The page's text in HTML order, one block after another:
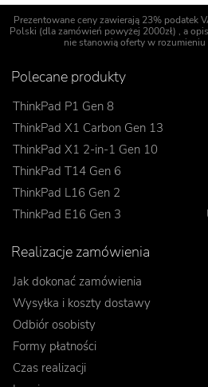
Prezentowane ceny zawierają 23% podatek
Polski (dla zamówień powyżej 2000zł) , a
nie stanowią oferty w
Polecane produkty
ThinkPad P1 Gen 8
ThinkPad X1 Carbon Gen 13
ThinkPad X1 2-in-1 Gen 10
ThinkPad T14 Gen 6
ThinkPad L16 Gen 2
ThinkPad E16 Gen 3
Realizacje zamówienia
Jak dokonać zamówienia
Wysyłka i koszty dostawy
Odbiór osobisty
Formy płatności
Czas realizacji